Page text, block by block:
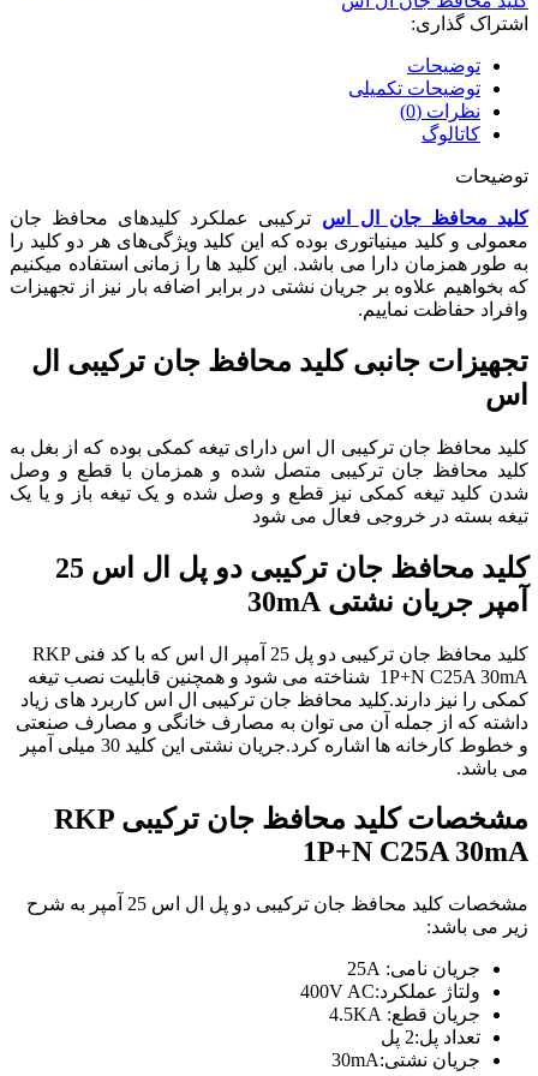
ال
اس
25
آمپر
جریان
نشتی
عدد
اشتراک گذاری:
توضیحات
توضیحات تکمیلی
نظرات (0)
کاتالوگ
توضیحات
کلید محافظ جان ال اس ترکیبی عملکرد کلیدهای محافظ جان
معمولی و کلید مینیاتوری بوده که این کلید ویژگی‌های هر دو کلید را
به طور همزمان دارا می باشد. این کلید ها را زمانی استفاده میکنیم
که بخواهیم علاوه بر جریان نشتی در برابر اضافه بار نیز از تجهیزات
وافراد حفاظت نماییم.
تجهیزات جانبی کلید محافظ جان ترکیبی ال
اس
کلید محافظ جان ترکیبی ال اس دارای تیغه کمکی بوده که از بغل به
کلید محافظ جان ترکیبی متصل شده و همزمان با قطع و وصل
شدن کلید تیغه کمکی نیز قطع و وصل شده و یک تیغه باز و یا یک
تیغه بسته در خروجی فعال می شود
کلید محافظ جان ترکیبی دو پل ال اس 25
آمپر جریان نشتی 30mA
کلید محافظ جان ترکیبی دو پل 25 آمپر ال اس که با کد فنی RKP
1P+N C25A 30mA شناخته می شود و همچنین قابلیت نصب تیغه
کمکی را نیز دارند.کلید محافظ جان ترکیبی ال اس کاربرد های زیاد
داشته که از جمله آن می توان به مصارف خانگی و مصارف صنعتی
و خطوط کارخانه ها اشاره کرد.جریان نشتی این کلید 30 میلی آمپر
می باشد.
مشخصاتکلید محافظ جان ترکیبی RKP
1P+N C25A 30mA
مشخصات کلید محافظ جان ترکیبی دو پل ال اس 25 آمپر به شرح
زیر می باشد:
جریان نامی: 25A
ولتاژ عملکرد:400V AC
جریان قطع: 4.5KA
تعداد پل:2 پل
جریان نشتی:30mA